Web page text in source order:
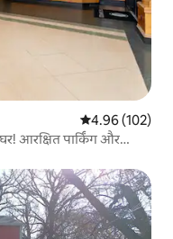
औसत रेटिंग 5 में से
4.96 (102)
आरक्षित पार्किंग और